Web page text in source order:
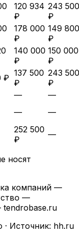
120 934
₽
243 500
₽
178 000
₽
149 800
₽
140 000
₽
150 000
₽
₽ 137 500
₽
243 500
₽
—
—
— —
252 500
₽
—
носят
компаний —
—
tendrobase.ru
Источник: hh.ru